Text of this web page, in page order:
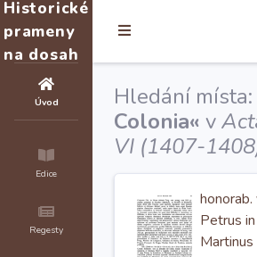
Historické
prameny
na dosah
Úvod
Edice
Regesty
Hledání místa:
Colonia« v
VI (1407-
honorab.
Petrus
Martinus